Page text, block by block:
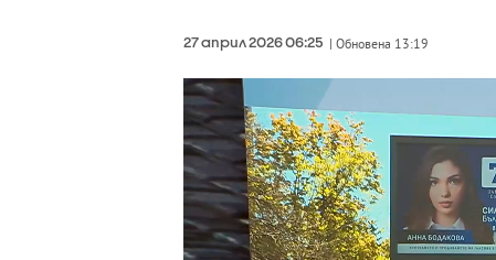
27 април 2026 06:25 | Обновена 13:19